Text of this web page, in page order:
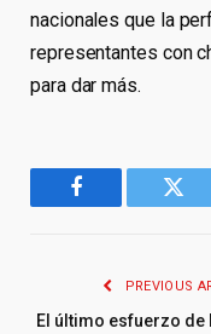
nacionales que la
representantes con
para dar más.
Facebook
PREVIOUS
El último esfuerzo de